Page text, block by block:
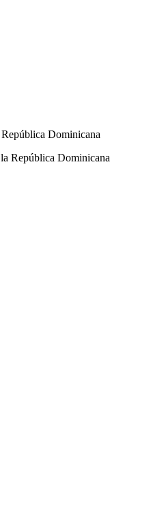
Dominicana
República Dominicana